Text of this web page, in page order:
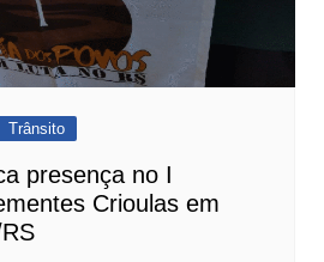
Trânsito
presença no I
Crioulas em